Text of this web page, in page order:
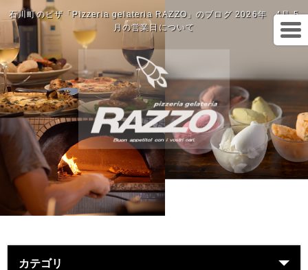
石川町のピザ「Pizzeria gelateria RAZZO」のブログ 2026年 4月.5
月の営業日について
カテゴリ